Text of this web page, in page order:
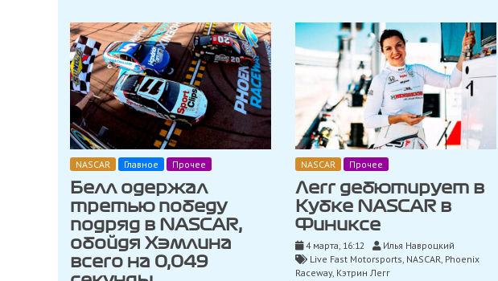
NASCAR Главное Прочее
Белл одержал
третью победу
подряд в NASCAR,
обойдя Хэмлина
всего на 0,049
NASCAR Прочее
Легг дебютирует в
Кубке NASCAR в
Финиксе
4 марта, 16:12
Илья Навроцкий
Live Fast Motorsports NASCAR Phoenix
Raceway, Кэтрин Легг